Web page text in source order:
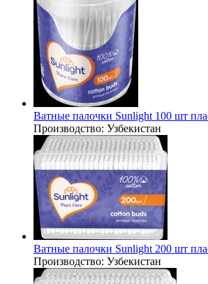
Ватные палочки Sunlight 100 шт
Производство: Узбекистан
Ватные палочки Sunlight 200 шт
Производство: Узбекистан